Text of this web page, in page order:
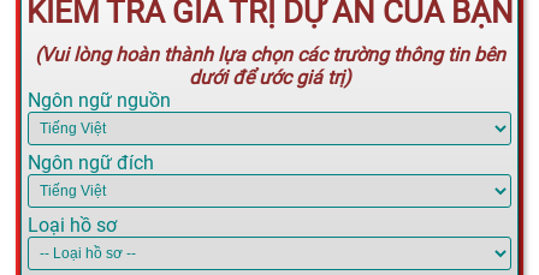
KIỂM TRA GIÁ TRỊ DỰ ÁN CỦA BẠN
(Vui lòng hoàn thành lựa chọn các trường thông tin bên
dưới để ước giá trị)
Ngôn ngữ nguồn
Ngôn ngữ đích
Loại hồ sơ